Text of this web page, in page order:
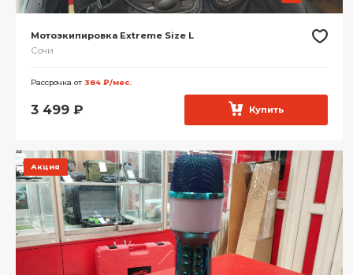
Мотоэкипировка Extreme Size L
Сочи
Рассрочка от 384 ₽/мес.
3 499 ₽ Купить
Акция